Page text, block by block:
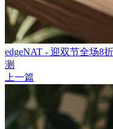
edgeNAT - 迎双节全场8
测
上一篇